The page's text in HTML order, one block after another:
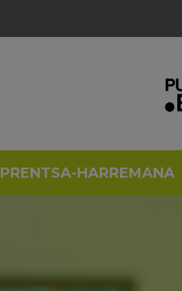
PRENTSA-HARREMANA